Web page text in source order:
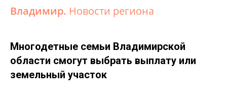
Владимир. Новости региона
Многодетные семьи Владимирской
области смогут выбрать выплату или
земельный участок